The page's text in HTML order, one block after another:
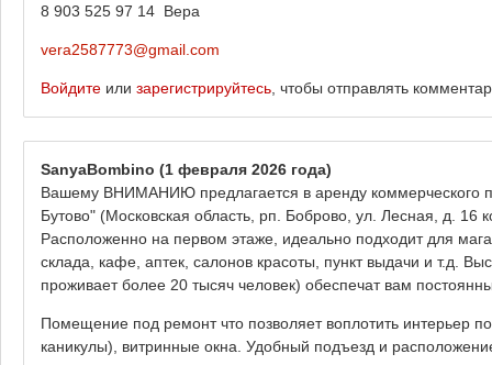
8 903 525 97 14 Вера
vera2587773@gmail.com
Войдите или зарегистрируйтесь , чтобы отправлять
SanyaBombino (1 февраля 2026 года)
Вашему ВНИМАНИЮ предлагается в аренду коммерческого
Бутово" (Московская область, рп. Боброво, ул. Лесная, д.
Расположенно на первом этаже, идеально подходит для
склада, кафе, аптек, салонов красоты, пункт выдачи и т.д.
проживает более 20 тысяч человек) обеспечат вам
Помещение под ремонт что позволяет воплотить интерьер
каникулы), витринные окна. Удобный подъезд и